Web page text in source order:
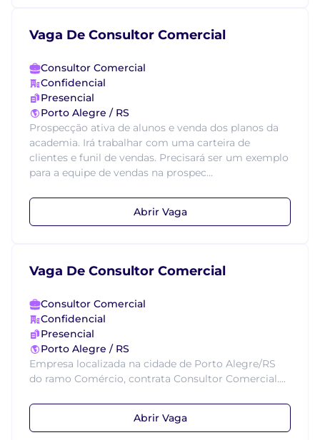
Vaga De Consultor Comercial
Consultor Comercial
Confidencial
Presencial
Porto Alegre / RS
Prospecção ativa de alunos e venda dos planos da
academia. Irá trabalhar com uma carteira de
clientes e funil de vendas. Precisará ser um exemplo
para a equipe de vendas na prospec...
Abrir Vaga
Vaga De Consultor Comercial
Consultor Comercial
Confidencial
Presencial
Porto Alegre / RS
Empresa localizada na cidade de Porto Alegre/RS
do ramo Comércio, contrata Consultor Comercial....
Abrir Vaga